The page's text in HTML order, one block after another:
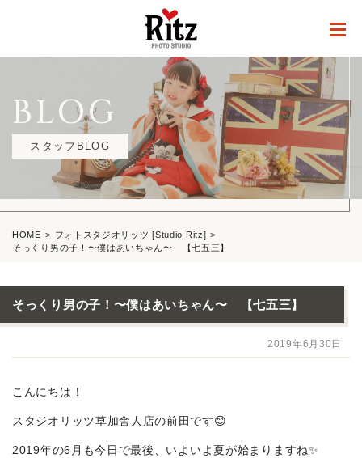
BLOG
スタッフBLOG
HOME
フォトスタジオリッツ [Studio Ritz]
そっくり男の子！〜僕はあいちゃん〜 【七五三】
そっくり男の子！〜僕はあいちゃん〜 【七五三】
2019年6月30日
こんにちは！
スタジオリッツ草加舎人店の前田です😊
2019年の6月も今日で最後、いよいよ夏が始まりますね✨